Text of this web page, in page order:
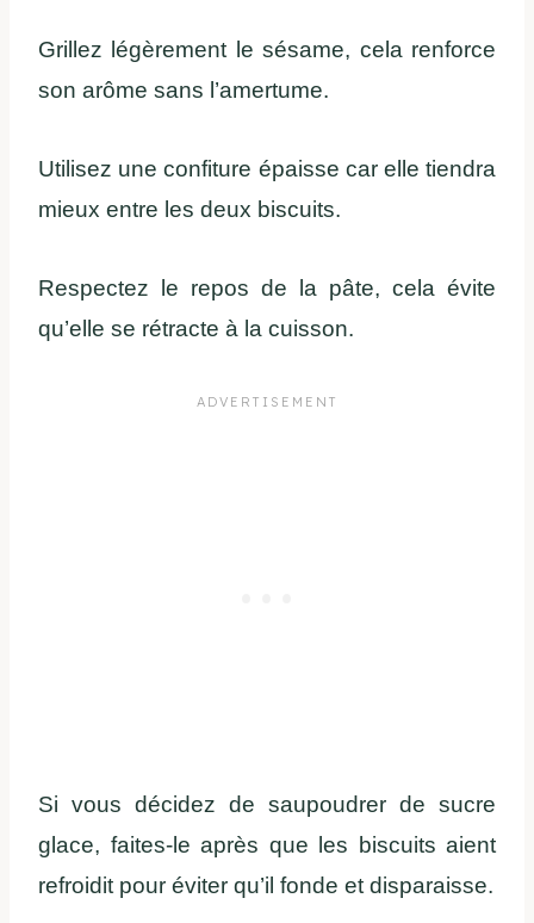
Grillez légèrement le sésame, cela renforce
son arôme sans l’amertume.
Utilisez une confiture épaisse car elle tiendra
mieux entre les deux biscuits.
Respectez le repos de la pâte, cela évite
qu’elle se rétracte à la cuisson.
Si vous décidez de saupoudrer de sucre
glace, faites-le après que les biscuits aient
refroidit pour éviter qu’il fonde et disparaisse.